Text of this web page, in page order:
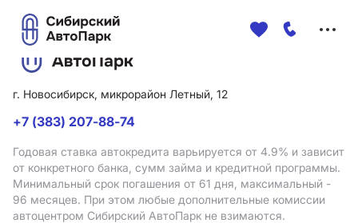
г. Новосибирск, микрорайон Летный, 12
+7 (383) 207-88-74
Годовая ставка автокредита варьируется от 4.9% и зависит
от конкретного банка, сумм займа и кредитной программы.
Минимальный срок погашения от 61 дня, максимальный -
96 месяцев. При этом любые дополнительные комиссии
автоцентром Сибирский АвтоПарк не взимаются.